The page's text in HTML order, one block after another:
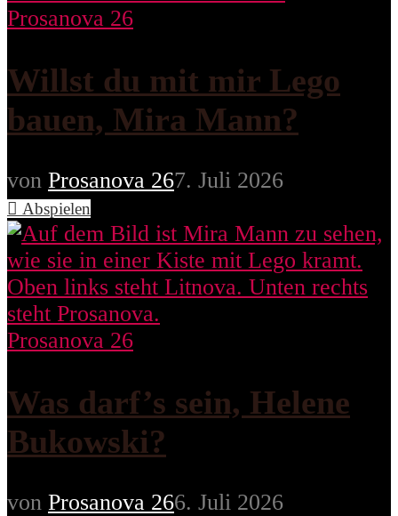
Prosanova 26
Willst du mit mir Lego
bauen, Mira Mann?
von Prosanova 267. Juli 2026
Abspielen
Prosanova 26
Was darf’s sein, Helene
Bukowski?
von Prosanova 266. Juli 2026